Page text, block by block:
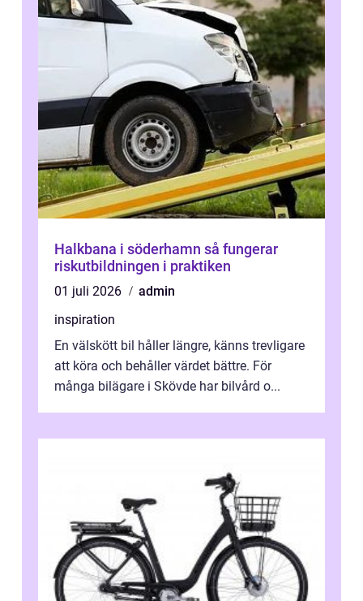
Halkbana i söderhamn så fungerar
riskutbildningen i praktiken
01 juli 2026
admin
inspiration
En välskött bil håller längre, känns trevligare
att köra och behåller värdet bättre. För
många bilägare i Skövde har bilvård o...